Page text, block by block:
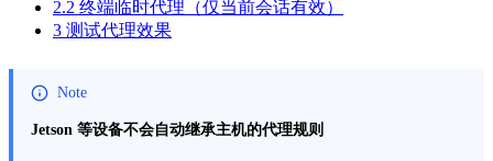
2.2 ​​终端临时代理（仅当前会话有效）​​
3 测试代理效果
Note
Jetson 等设备不会自动继承主机的代理规则